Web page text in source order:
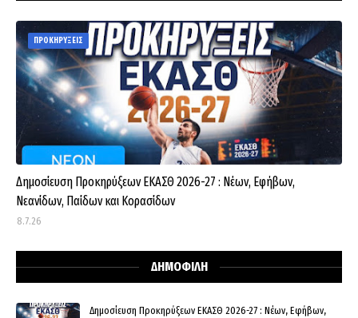
ΠΡΟΚΗΡΥΞΕΙΣ
Δημοσίευση Προκηρύξεων ΕΚΑΣΘ 2026-27 : Νέων, Εφήβων,
Νεανίδων, Παίδων και Κορασίδων
8.7.26
ΔΗΜΟΦΙΛΗ
Δημοσίευση Προκηρύξεων ΕΚΑΣΘ 2026-27 : Νέων, Εφήβων,